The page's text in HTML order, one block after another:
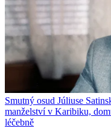
Smutný osud Júliuse
manželství v Karibiku,
léčebně